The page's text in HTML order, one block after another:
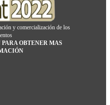
y comercialización de los
OBTENER MAS